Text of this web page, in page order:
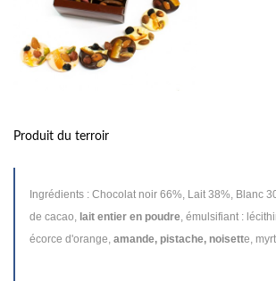
Produit du terroir
Ingrédients : Chocolat noir 66%, Lait 38%, Blanc
de cacao, lait entier en poudre, émulsifiant :
écorce d'orange, amande, pistache, noisette,